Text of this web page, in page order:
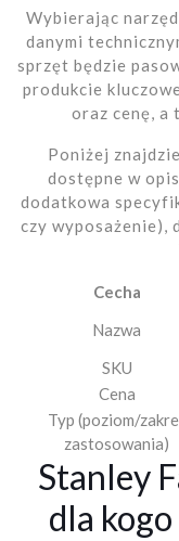
Wybierając
danymi
sprzęt będzie
produkcie
oraz cenę, a
Poniżej
dostępne w
dodatkowa
czy wyposażenie),
Cecha
Nazwa
SKU
Cena
Typ (poziom/
zastosowania)
Stanley
dla